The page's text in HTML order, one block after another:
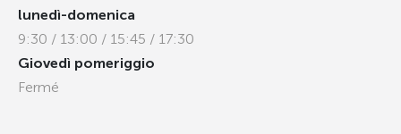
lunedì-domenica
9:30 / 13:00 / 15:45 / 17:30
Giovedì pomeriggio
Fermé